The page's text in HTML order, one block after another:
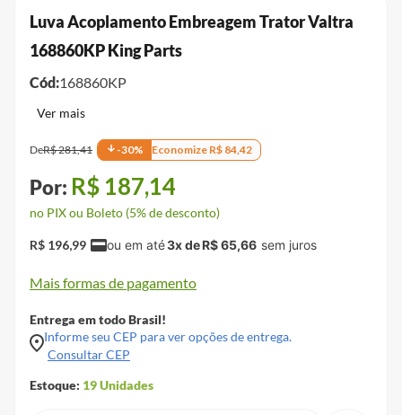
Luva Acoplamento Embreagem Trator Valtra
168860KP King Parts
Cód:168860KP
DeR$281,41 -30% Economize R$ 84,42
R$ 187,14
no PIX ou Boleto (5% de desconto)
R$ 196,99 3x deR$65,66
Mais formas de pagamento
Entrega em todo Brasil!
Informe seu CEP para ver opções de entrega.
Consultar CEP
Estoque: 19Unidades